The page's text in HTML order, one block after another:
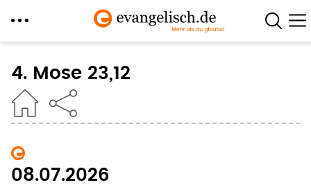
zum
Inhalt
4. Mose 23,12
08.07.2026